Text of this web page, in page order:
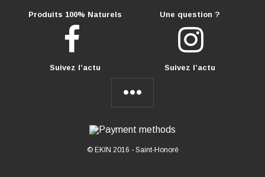
Produits 100% Naturels Une question ?
Suivez l’actu Suivez l’actu
© EKIN 2016 - Saint-Honoré